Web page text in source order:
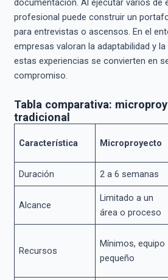
documentación. Al ejecutar varios de
profesional puede construir un
para entrevistas o ascensos. En el
empresas valoran la adaptabilidad y
estas experiencias se convierten en
compromiso.
Tabla comparativa:
tradicional
Característica Microproyecto
Duración 2 a 6 semanas
Alcance
Limitado a un
área o proceso
Recursos
Mínimos, equipo
pequeño